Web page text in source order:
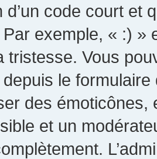
d’un code court et
exemple, « :) »
tristesse. Vous
le
des
et un